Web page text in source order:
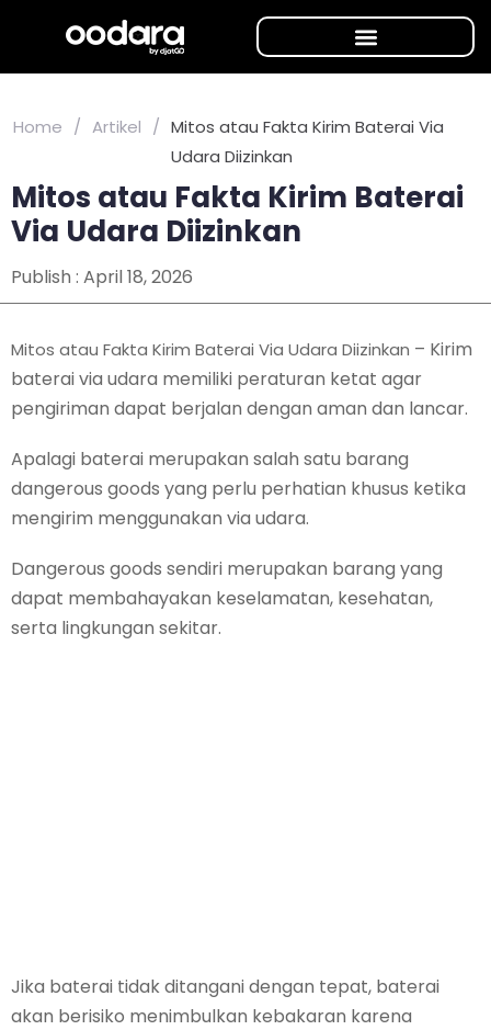
Home / Artikel / Mitos atau Fakta Kirim Baterai Via
Udara Diizinkan
Mitos atau Fakta Kirim Baterai
Via Udara Diizinkan
Publish : April 18, 2026
Mitos atau Fakta Kirim Baterai Via Udara Diizinkan – Kirim
baterai via udara memiliki peraturan ketat agar
pengiriman dapat berjalan dengan aman dan lancar.
Apalagi baterai merupakan salah satu barang
dangerous goods yang perlu perhatian khusus ketika
mengirim menggunakan via udara.
Dangerous goods sendiri merupakan barang yang
dapat membahayakan keselamatan, kesehatan,
serta lingkungan sekitar.
Jika baterai tidak ditangani dengan tepat, baterai
akan berisiko menimbulkan kebakaran karena